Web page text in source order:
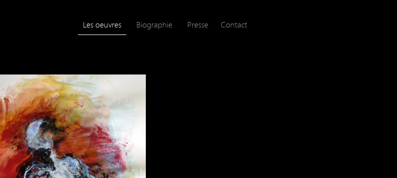
Les oeuvres Biographie Presse Contact